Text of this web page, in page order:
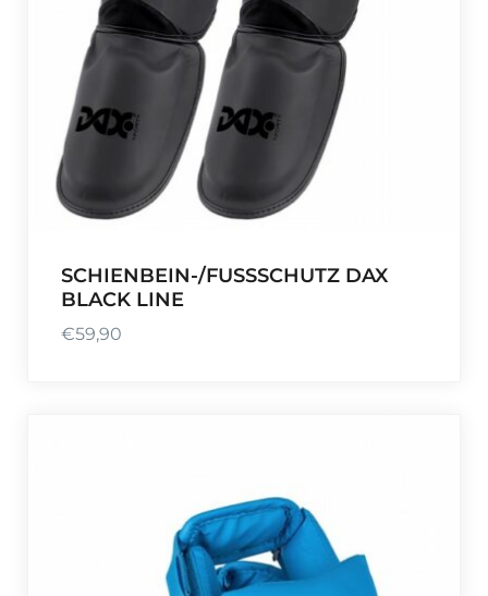
SCHIENBEIN-/FUSSSCHUTZ DAX
BLACK LINE
€59,90